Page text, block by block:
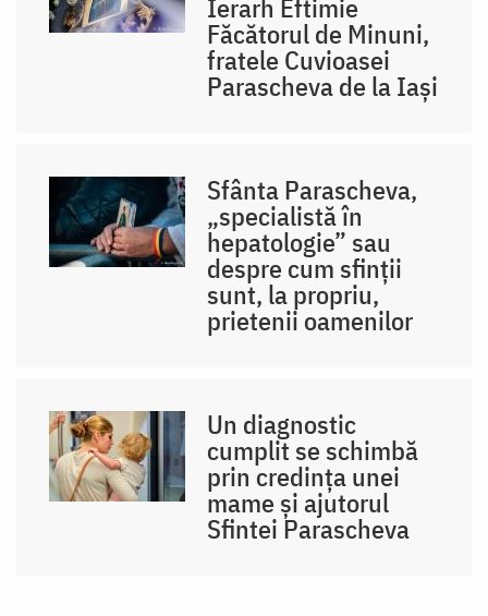
Ierarh Eftimie
Făcătorul de Minuni,
fratele Cuvioasei
Parascheva de la Iași
Sfânta Parascheva,
„specialistă în
hepatologie” sau
despre cum sfinții
sunt, la propriu,
prietenii oamenilor
Un diagnostic
cumplit se schimbă
prin credința unei
mame și ajutorul
Sfintei Parascheva